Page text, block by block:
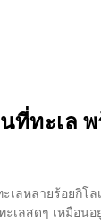
ที่ทะเล
ะเลหลายร้อยกิ
เลสดๆ เหมือน